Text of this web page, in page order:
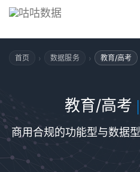
首页 › 数据服务 › 教育/高考
教育/高考 |
商用合规的功能型与数据